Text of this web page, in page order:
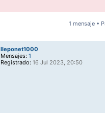
1 mensaje •
lleponet1000
Mensajes: 1
Registrado: 16 Jul 2023, 20:50